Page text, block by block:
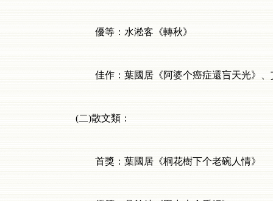
優等：水淞客《轉秋》
佳作：葉國居《阿婆个癌症還吂天光》、
(二)散文類：
首獎：葉國居《桐花樹下个老碗人情》